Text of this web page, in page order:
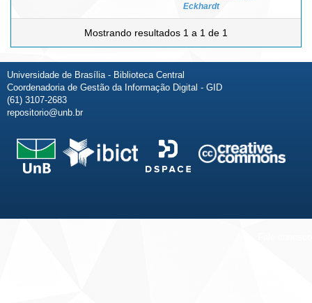
Eckhardt
Mostrando resultados 1 a 1 de 1
Universidade de Brasília - Biblioteca Central
Coordenadoria de Gestão da Informação Digital - GID
(61) 3107-2683
repositorio@unb.br